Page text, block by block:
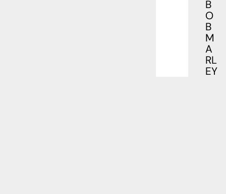
B
O
B
M
A
RL
EY